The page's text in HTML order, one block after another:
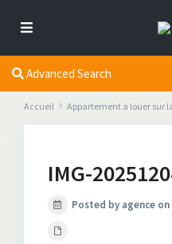
Advanced Search
Accueil Appartement a louer sur
IMG-
Posted by agence